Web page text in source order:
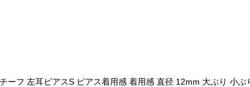
ーフ 左耳ピアスS ピアス着用感 着用感 直径 12mm 大ぶり 小ぶ